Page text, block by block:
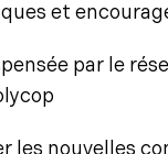
et
par le